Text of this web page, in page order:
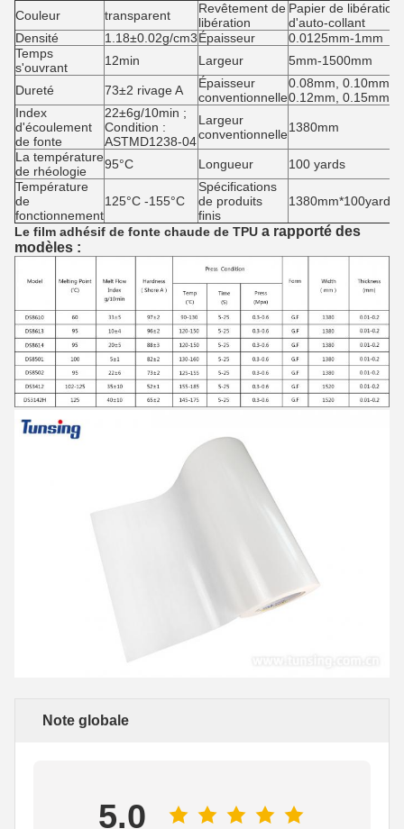
Couleur transparent
Revêtement de
libération
Papier de libération
d'auto-collant
Densité
1.18±0.02g/cm3Épaisseur
0.0125mm-1mm
Temps
s'ouvrant
12min Largeur 5mm-1500mm
Dureté 73±2 rivage A
Épaisseur
conventionnelle
0.08mm, 0.10mm,
0.12mm, 0.15mm
Index
d'écoulement
de fonte
22±6g/10min ;
Condition :
ASTMD1238-04
Largeur
conventionnelle1380mm
La température
de rhéologie
95°C Longueur
100 yards
Température
de
fonctionnement
125°C -155°C
Spécifications
de produits
finis
1380mm*100yards/
Le film adhésif de fonte chaude de TPU a rapporté des
modèles :
Note globale
5.0